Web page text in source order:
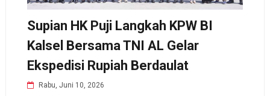
Supian HK Puji Langkah KPW BI
Kalsel Bersama TNI AL Gelar
Ekspedisi Rupiah Berdaulat
Rabu, Juni 10, 2026